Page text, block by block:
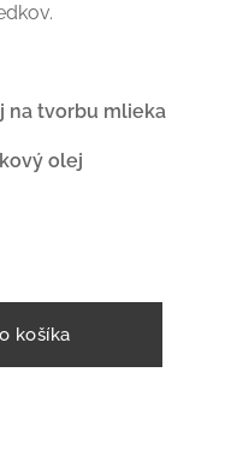
na tvorbu mlieka
olej
košíka